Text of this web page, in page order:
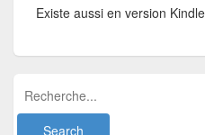
Existe aussi en version